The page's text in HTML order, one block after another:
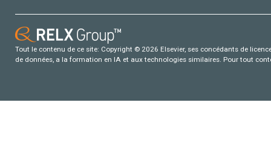
Tout le contenu de ce site: Copyright © 2026 Elsevier, ses concédants de
de données, a la formation en IA et aux technologies similaires. Pour tout